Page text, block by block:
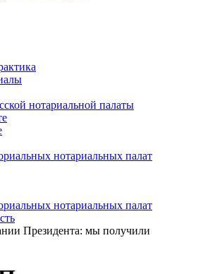
нотариальной палаты
нотариальных палат
нотариальных палат
Президента: мы получили